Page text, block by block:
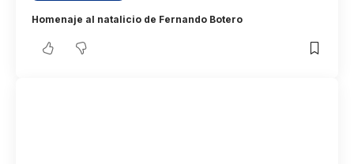
Homenaje al natalicio de Fernando Botero